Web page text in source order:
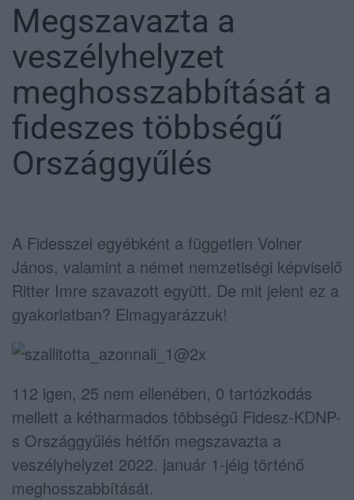
Megszavazta a
veszélyhelyzet
meghosszabbítását a
fideszes többségű
Országgyűlés
A Fidesszel egyébként a független Volner
János, valamint a német nemzetiségi képviselő
Ritter Imre szavazott együtt. De mit jelent ez a
gyakorlatban? Elmagyarázzuk!
112 igen, 25 nem ellenében, 0 tartózkodás
mellett a kétharmados többségű Fidesz-KDNP-
s Országgyűlés hétfőn megszavazta a
veszélyhelyzet 2022. január 1-jéig történő
meghosszabbítását.